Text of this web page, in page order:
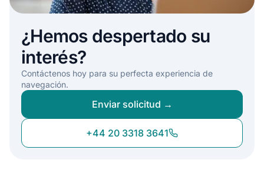
¿Hemos despertado su
interés?
Contáctenos hoy para su perfecta experiencia de
navegación.
Enviar solicitud →
+44 20 3318 3641